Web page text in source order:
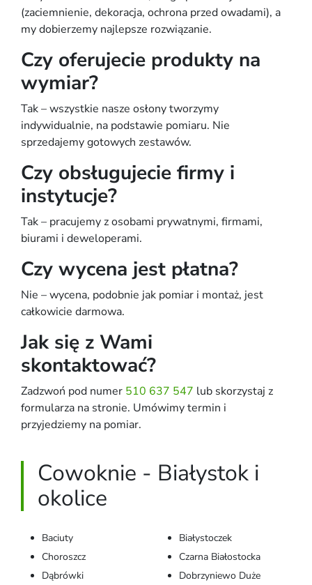
(zaciemnienie, dekoracja, ochrona przed owadami), a
my dobierzemy najlepsze rozwiązanie.
Czy oferujecie produkty na
wymiar?
Tak – wszystkie nasze osłony tworzymy
indywidualnie, na podstawie pomiaru. Nie
sprzedajemy gotowych zestawów.
Czy obsługujecie firmy i
instytucje?
Tak – pracujemy z osobami prywatnymi, firmami,
biurami i deweloperami.
Czy wycena jest płatna?
Nie – wycena, podobnie jak pomiar i montaż, jest
całkowicie darmowa.
Jak się z Wami
skontaktować?
Zadzwoń pod numer 510 637 547 lub skorzystaj z
formularza na stronie. Umówimy termin i
przyjedziemy na pomiar.
Cowoknie - Białystok i
okolice
Baciuty
Białystoczek
Choroszcz
Czarna Białostocka
Dąbrówki
Dobrzyniewo Duże